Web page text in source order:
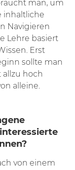
man, um
inhaltliche
Navigieren
Lehre basiert
Erst
sollte man
hoch
alleine.
von einem